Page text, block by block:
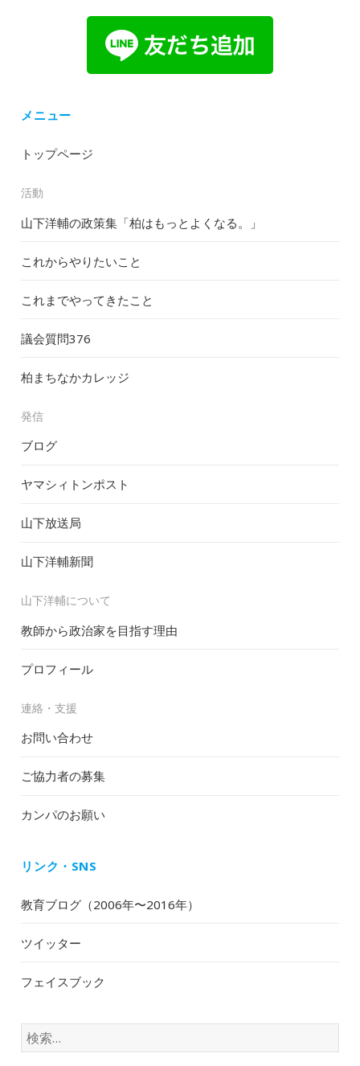
メニュー
トップページ
活動
山下洋輔の政策集「柏はもっとよくなる。」
これからやりたいこと
これまでやってきたこと
議会質問376
柏まちなかカレッジ
発信
ブログ
ヤマシィトンポスト
山下放送局
山下洋輔新聞
山下洋輔について
教師から政治家を目指す理由
プロフィール
連絡・支援
お問い合わせ
ご協力者の募集
カンパのお願い
リンク・SNS
教育ブログ（2006年〜2016年）
ツイッター
フェイスブック
検
索: